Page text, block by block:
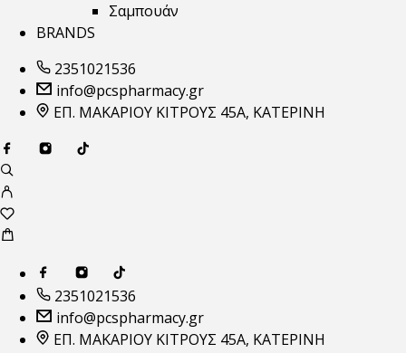
Σαμπουάν
BRANDS
2351021536
info@pcspharmacy.gr
ΕΠ. ΜΑΚΑΡΙΟΥ ΚΙΤΡΟΥΣ 45Α, ΚΑΤΕΡΙΝΗ
2351021536
info@pcspharmacy.gr
ΕΠ. ΜΑΚΑΡΙΟΥ ΚΙΤΡΟΥΣ 45Α, ΚΑΤΕΡΙΝΗ